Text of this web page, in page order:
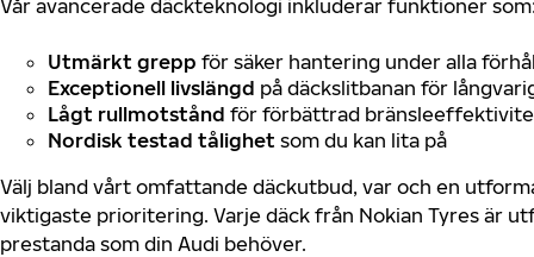
Vår avancerade däckteknologi inkluderar funktioner
Utmärkt grepp för säker hantering under alla
Exceptionell livslängd på däckslitbanan för
Lågt rullmotstånd för förbättrad
Nordisk testad tålighet som du kan lita på
Välj bland vårt omfattande däckutbud, var och en
viktigaste prioritering. Varje däck från Nokian Tyres är
prestanda som din Audi behöver.